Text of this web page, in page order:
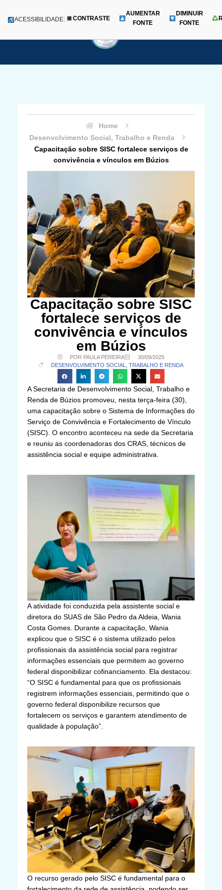
para
Menu
ACESSIBILIDADE: CONTRASTE
AUMENTAR
FONTE
DIMINUIR
FONTE
Home
Desenvolvimento Social, Trabalho e Renda
Capacitação sobre SISC fortalece serviços de
convivência e vínculos em Búzios
Capacitação sobre SISC
fortalece serviços de
convivência e vínculos
em Búzios
POR PAULA PEREIRA
30/09/2025
DESENVOLVIMENTO SOCIAL, TRABALHO E RENDA
A Secretaria de Desenvolvimento Social, Trabalho e
Renda de Búzios promoveu, nesta terça-feira (30),
uma capacitação sobre o Sistema de Informações do
Serviço de Convivência e Fortalecimento de Vínculo
(SISC). O encontro aconteceu na sede da Secretaria
e reuniu as coordenadoras dos CRAS, técnicos de
assistência social e equipe administrativa.
A atividade foi conduzida pela assistente social e
diretora do SUAS de São Pedro da Aldeia, Wania
Costa Gomes. Durante a capacitação, Wania
explicou que o SISC é o sistema utilizado pelos
profissionais da assistência social para registrar
informações essenciais que permitem ao governo
federal disponibilizar cofinanciamento. Ela destacou:
“O SISC é fundamental para que os profissionais
registrem informações essenciais, permitindo que o
governo federal disponibilize recursos que
fortalecem os serviços e garantem atendimento de
qualidade à população”.
O recurso gerado pelo SISC é fundamental para o